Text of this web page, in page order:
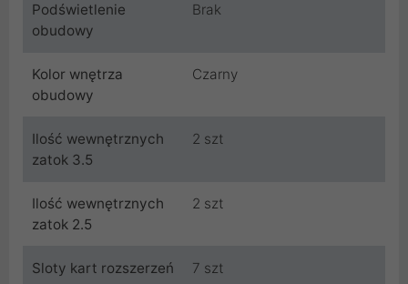
Podświetlenie
obudowy
Brak
Kolor wnętrza
obudowy
Czarny
Ilość wewnętrznych
zatok 3.5
2 szt
Ilość wewnętrznych
zatok 2.5
2 szt
Sloty kart rozszerzeń 7 szt